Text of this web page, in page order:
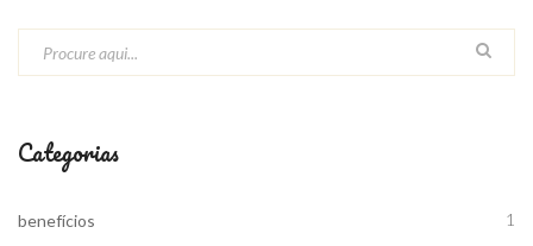
Categorias
benefícios 1